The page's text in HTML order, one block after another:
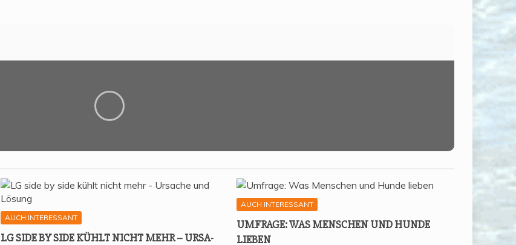
AUCH INTERESSANT
LG SIDE BY SIDE KÜHLT NICHT MEHR – URSA­
AUCH INTERESSANT
UMFRA­GE: WAS MEN­SCHEN UND HUN­DE
LIEBEN